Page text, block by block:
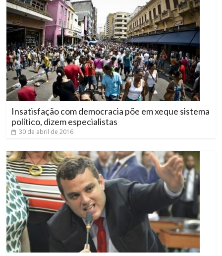
Insatisfação com democracia põe em xeque sistema
político, dizem especialistas
30 de abril de 2016